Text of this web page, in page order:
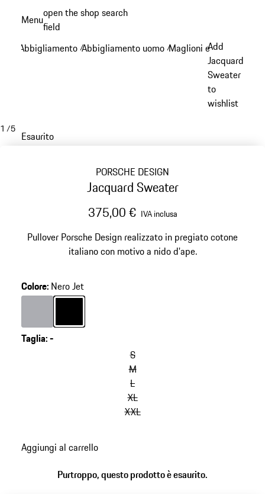
principale
Menuopen the shop search
field
Abbigliamento /Abbigliamento uomo /Maglioni e maglie a
Add
Jacquard
Sweater
to
wishlist
1 /5
Esaurito
PORSCHE DESIGN
Jacquard Sweater
375,00 € IVA inclusa
Pullover Porsche Design realizzato in pregiato cotone
italiano con motivo a nido d'ape.
Colore: Nero Jet
Grigio
ColoreNero Jet
Taglia:-
S
M
L
XL
XXL
Aggiungi al carrello
Purtroppo, questo prodotto è esaurito.